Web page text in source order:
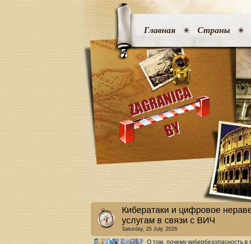
Главная Страны
Кибератаки и цифровое
услугам в связи с ВИЧ
Saturday, 25 July. 2026
О том, почему кибербезопасность